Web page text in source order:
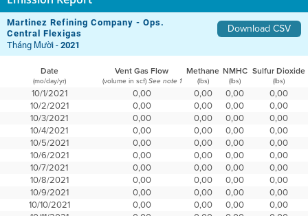
Martinez Refining Company - Ops.
Central Flexigas
Download CSV
Tháng Mười -2021
Date Vent Gas Flow Methane NMHC Sulfur Dioxide
(mo/day/yr) (volume in scf) See note 1 (lbs) (lbs) (lbs)
10/1/2021 0,00 0,00 0,00
0,00
10/2/2021
0,00 0,00 0,00
0,00
10/3/2021
0,00 0,00 0,00
0,00
10/4/2021
0,00 0,00 0,00
0,00
10/5/2021
0,00 0,00 0,00
0,00
10/6/2021
0,00 0,00 0,00
0,00
10/7/2021
0,00 0,00 0,00
0,00
10/8/2021
0,00 0,00 0,00
0,00
10/9/2021
0,00 0,00 0,00
0,00
10/10/2021
0,00 0,00 0,00
0,00